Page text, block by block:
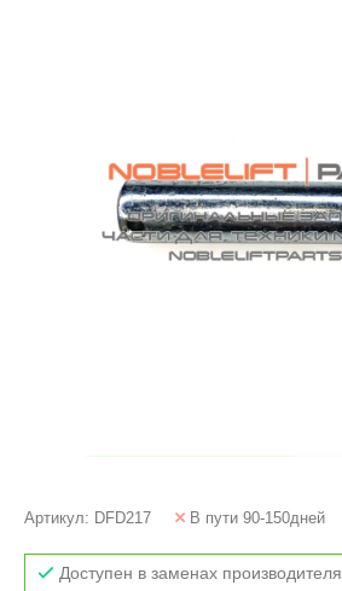
Артикул: DFD217 В пути 90-150дней
Доступен в заменах производителя